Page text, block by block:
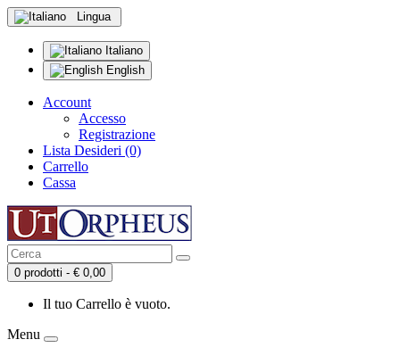
Lingua
Italiano
English
Account
Accesso
Registrazione
Lista Desideri (0)
Carrello
Cassa
0 prodotti - € 0,00
Il tuo Carrello è vuoto.
Menu